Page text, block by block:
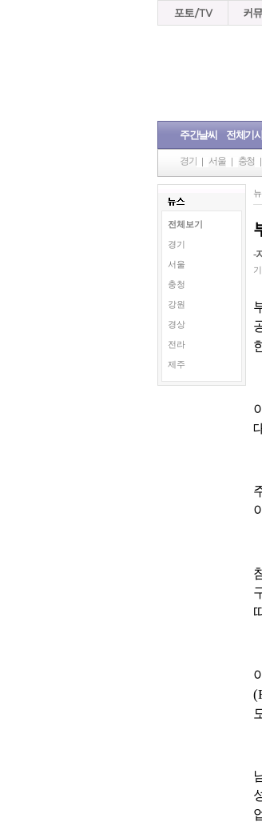
주간날씨 전체기
경기 서울 충청
전체보기
경기
서울
충청
강원
경상
전라
제주
-